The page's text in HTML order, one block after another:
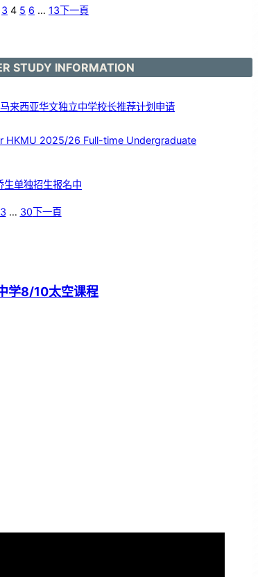
3 4 5 6 … 13下一頁
STUDY INFORMATION
来西亚华文独立中学校长推荐计划申请
HKMU 2025/26 Full-time Undergraduate
生单独招生报名中
3 … 30下一頁
学8/10太空课程